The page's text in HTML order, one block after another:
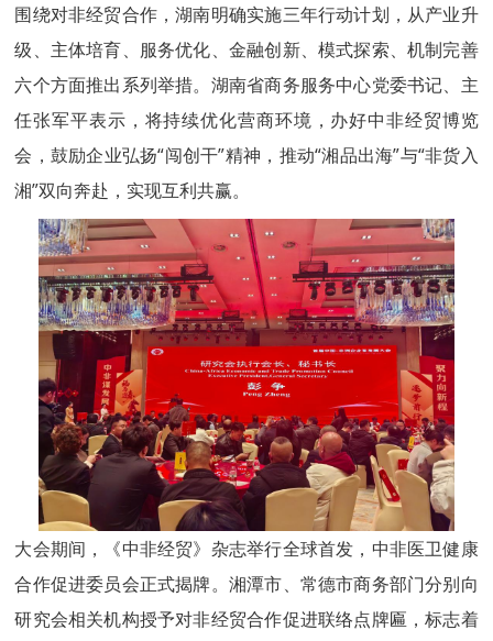
围绕对非经贸合作，湖南明确实施三年行动计划，从产业升
级、主体培育、服务优化、金融创新、模式探索、机制完善
六个方面推出系列举措。湖南省商务服务中心党委书记、主
任张军平表示，将持续优化营商环境，办好中非经贸博览
会，鼓励企业弘扬“闯创干”精神，推动“湘品出海”与“非货入
湘”双向奔赴，实现互利共赢。
大会期间，《中非经贸》杂志举行全球首发，中非医卫健康
合作促进委员会正式揭牌。湘潭市、常德市商务部门分别向
研究会相关机构授予对非经贸合作促进联络点牌匾，标志着